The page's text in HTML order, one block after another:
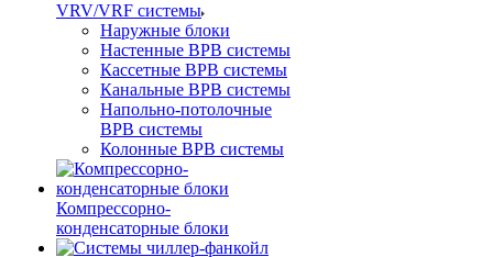
VRV/VRF системы
Наружные блоки
Настенные ВРВ системы
Кассетные ВРВ системы
Канальные ВРВ системы
Напольно-потолочные
ВРВ системы
Колонные ВРВ системы
Компрессорно-
конденсаторные блоки